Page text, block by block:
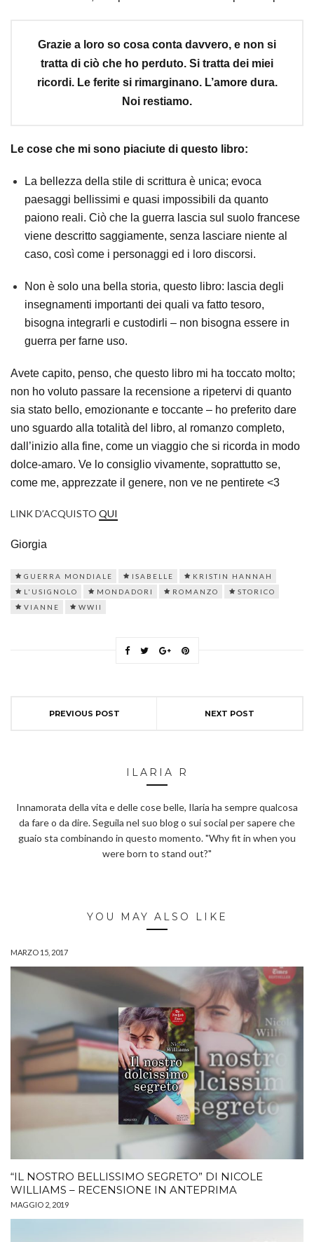
Grazie a loro so cosa conta davvero, e non si
tratta di ciò che ho perduto. Si tratta dei miei
ricordi. Le ferite si rimarginano. L’amore dura.
Noi restiamo.
Le cose che mi sono piaciute di questo libro:
La bellezza della stile di scrittura è unica; evoca
paesaggi bellissimi e quasi impossibili da quanto
paiono reali. Ciò che la guerra lascia sul suolo francese
viene descritto saggiamente, senza lasciare niente al
caso, così come i personaggi ed i loro discorsi.
Non è solo una bella storia, questo libro: lascia degli
insegnamenti importanti dei quali va fatto tesoro,
bisogna integrarli e custodirli – non bisogna essere in
guerra per farne uso.
Avete capito, penso, che questo libro mi ha toccato molto;
non ho voluto passare la recensione a ripetervi di quanto
sia stato bello, emozionante e toccante – ho preferito dare
uno sguardo alla totalità del libro, al romanzo completo,
dall’inizio alla fine, come un viaggio che si ricorda in modo
dolce-amaro. Ve lo consiglio vivamente, soprattutto se,
come me, apprezzate il genere, non ve ne pentirete <3
LINK D’ACQUISTO QUI
Giorgia
GUERRA MONDIALE ISABELLE
KRISTIN HANNAH
L'USIGNOLO
MONDADORI ROMANZO
STORICO
VIANNE
WWII
PREVIOUS POST NEXT POST
ILARIA R
Innamorata della vita e delle cose belle, Ilaria ha sempre qualcosa
da fare o da dire. Seguila nel suo blog o sui social per sapere che
guaio sta combinando in questo momento. "Why fit in when you
were born to stand out?"
YOU MAY ALSO LIKE
MARZO 15, 2017
“IL NOSTRO BELLISSIMO SEGRETO” DI NICOLE
WILLIAMS – RECENSIONE IN ANTEPRIMA
MAGGIO 2, 2019